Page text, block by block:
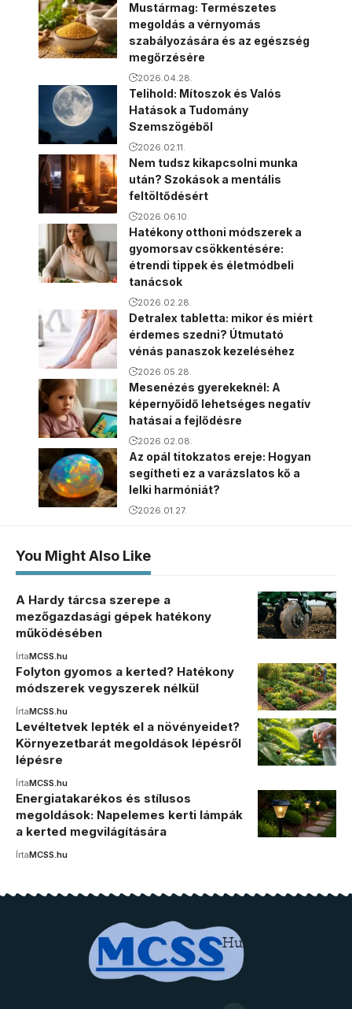
Mustármag: Természetes
megoldás a vérnyomás
szabályozására és az egészség
megőrzésére
2026.04.28.
Telihold: Mítoszok és Valós
Hatások a Tudomány
Szemszögéből
2026.02.11.
Nem tudsz kikapcsolni munka
után? Szokások a mentális
feltöltődésért
2026.06.10.
Hatékony otthoni módszerek a
gyomorsav csökkentésére:
étrendi tippek és életmódbeli
tanácsok
2026.02.28.
Detralex tabletta: mikor és miért
érdemes szedni? Útmutató
vénás panaszok kezeléséhez
2026.05.28.
Mesenézés gyerekeknél: A
képernyőidő lehetséges negatív
hatásai a fejlődésre
2026.02.08.
Az opál titokzatos ereje: Hogyan
segítheti ez a varázslatos kő a
lelki harmóniát?
2026.01.27.
You Might Also Like
A Hardy tárcsa szerepe a
mezőgazdasági gépek hatékony
működésében
ÍrtaMCSS.hu
Folyton gyomos a kerted? Hatékony
módszerek vegyszerek nélkül
ÍrtaMCSS.hu
Levéltetvek lepték el a növényeidet?
Környezetbarát megoldások lépésről
lépésre
ÍrtaMCSS.hu
Energiatakarékos és stílusos
megoldások: Napelemes kerti lámpák
a kerted megvilágítására
ÍrtaMCSS.hu